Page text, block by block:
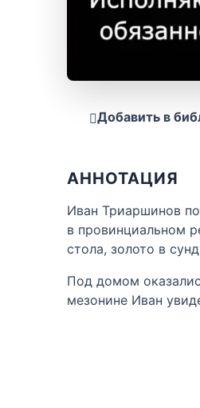
Добавить в
АННОТАЦИЯ
Иван Триаршинов
в провинциальном
стола, золото в
Под домом
мезонине Иван